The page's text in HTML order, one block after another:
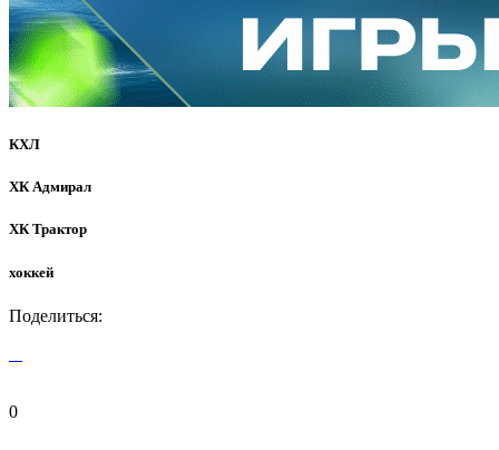
КХЛ
ХК Адмирал
ХК Трактор
хоккей
Поделиться:
0